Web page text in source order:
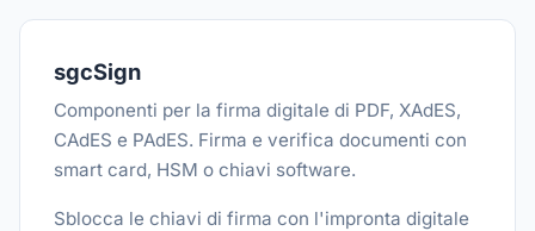
sgcSign
Componenti per la firma digitale di PDF, XAdES,
CAdES e PAdES. Firma e verifica documenti con
smart card, HSM o chiavi software.
Sblocca le chiavi di firma con l'impronta digitale